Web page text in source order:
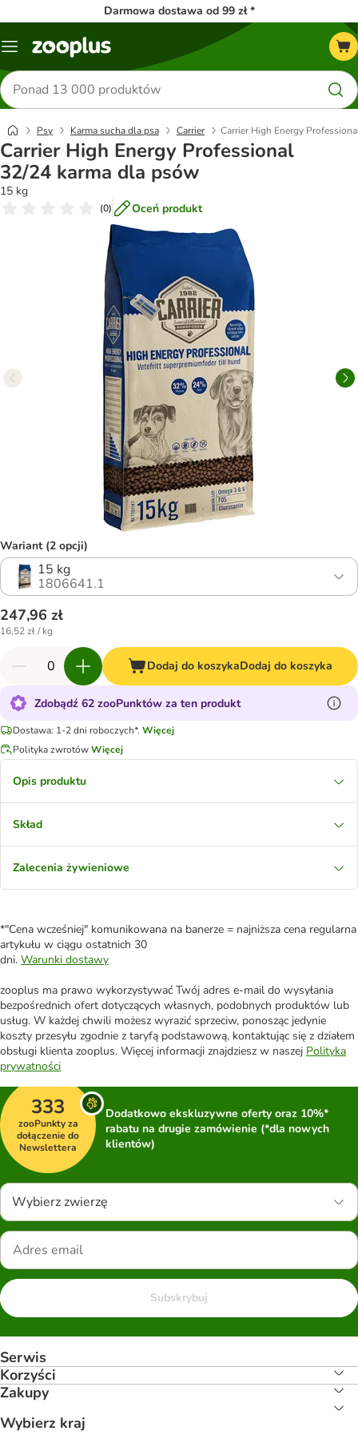
Darmowa dostawa od 99 zł *
Menu
Szukaj
produktów
Psy Karma sucha dla psa Carrier Carrier High Energy
Carrier High Energy Professional
32/24 karma dla psów
15 kg
(0) Oceń produkt
Wariant (2 opcji)
15 kg
1806641.1
247,96 zł
16,52 zł / kg
Dodaj do koszykaDodaj do koszyka
Zdobądź 62 zooPunktów za ten produkt
Dostawa: 1-2 dni roboczych*. Więcej
Polityka zwrotówWięcej
Opis produktu
Skład
Zalecenia żywieniowe
*"Cena wcześniej" komunikowana na banerze = najniższa cena regularna
artykułu w ciągu ostatnich 30
dni. Warunki dostawy
zooplus ma prawo wykorzystywać Twój adres e-mail do wysyłania
bezpośrednich ofert dotyczących własnych, podobnych produktów lub
usług. W każdej chwili możesz wyrazić sprzeciw, ponosząc jedynie
koszty przesyłu zgodnie z taryfą podstawową, kontaktując się z działem
obsługi klienta zooplus. Więcej informacji znajdziesz w naszej Polityka
prywatności
333
zooPunkty za
dołączenie do
Newslettera
Dodatkowo ekskluzywne oferty oraz 10%*
rabatu na drugie zamówienie (*dla nowych
klientów)
Wybierz zwierzę
Subskrybuj
Serwis
Korzyści
Zakupy
Wybierz kraj